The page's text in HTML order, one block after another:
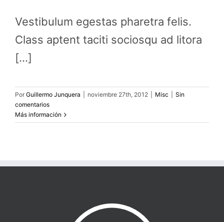
Vestibulum egestas pharetra felis.
Class aptent taciti sociosqu ad litora
[...]
Por Guillermo Junquera noviembre 27th, 2012 Misc
Sin
comentarios
Más información